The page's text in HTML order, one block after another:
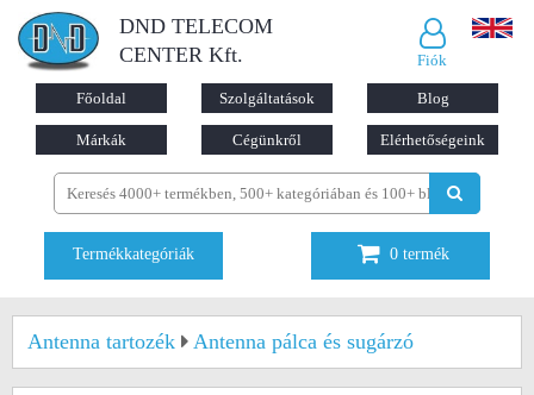
DND TELECOM
CENTER Kft.
Fiók
Főoldal Szolgáltatások Blog
Márkák Cégünkről Elérhetőségeink
Termékkategóriák 0 termék
Antenna tartozék Antenna pálca és sugárzó